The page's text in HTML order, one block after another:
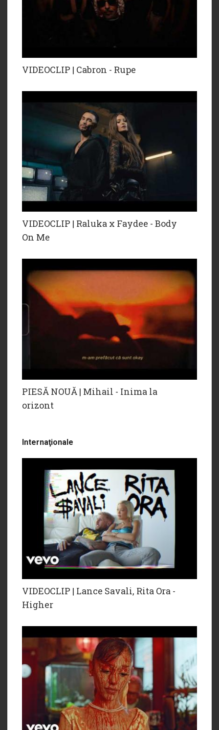
VIDEOCLIP | Cabron - Rupe
VIDEOCLIP | Raluka x Faydee - Body
On Me
PIESĂ NOUĂ | Mihail - Inima la
orizont
Internaţionale
VIDEOCLIP | Lance Savali, Rita Ora -
Higher